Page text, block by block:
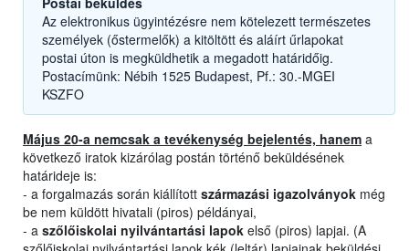
Az elektronikus ügyintézésre nem kötelezett természetes
személyek (őstermelők) a kitöltött és aláírt űrlapokat
postai úton is megküldhetik a megadott határidőig.
Postacímünk: Nébih 1525 Budapest, Pf.: 30.-MGEI
KSZFO
Május 20-a nemcsak a tevékenység bejelentés, hanem a
következő iratok kizárólag postán történő beküldésének
határideje is:
- a forgalmazás során kiállított származási igazolványok még
be nem küldött hivatali (piros) példányai,
- a szőlőiskolai nyilvántartási lapok első (piros) lapjai. (A